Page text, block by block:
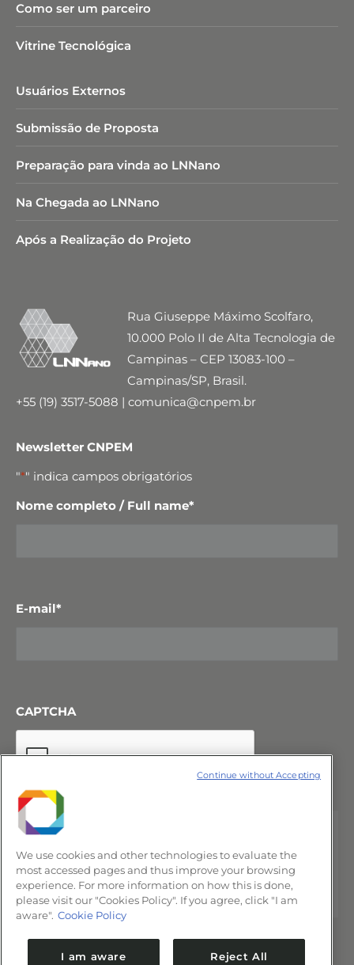
Como ser um parceiro
Vitrine Tecnológica
Usuários Externos
Submissão de Proposta
Preparação para vinda ao LNNano
Na Chegada ao LNNano
Após a Realização do Projeto
Rua Giuseppe Máximo Scolfaro,
10.000 Polo II de Alta Tecnologia de
Campinas – CEP 13083-100 –
Campinas/SP, Brasil.
+55 (19) 3517-5088 | comunica@cnpem.br
Newsletter CNPEM
"*" indica campos obrigatórios
Nome completo / Full name*
E-mail*
CAPTCHA
We use cookies and other technologies to evaluate the
most accessed pages and thus improve your browsing
experience. For more information on how this is done,
please visit our "Cookies Policy". If you agree, click "I am
aware". Cookie Policy
I am aware Reject All
Continue without Accepting